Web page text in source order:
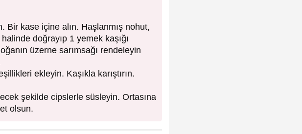
Bir kase içine alın. Haşlanmış nohut,
doğrayıp 1 yemek kaşığı
üzerne sarımsağı rendeleyin
ekleyin. Kaşıkla karıştırın.
şekilde cipslerle süsleyin. Ortasına
olsun.